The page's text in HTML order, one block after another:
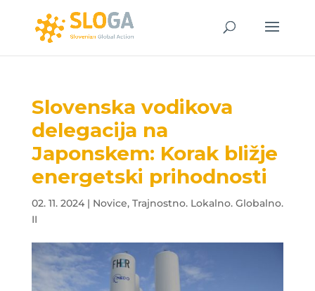
Slovenska vodikova
delegacija na
Japonskem: Korak bližje
energetski prihodnosti
02. 11. 2024| Novice, Trajnostno. Lokalno. Globalno.
II